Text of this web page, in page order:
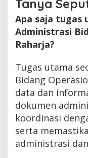
Tanya
Apa saja tugas
Administrasi
Raharja?
Tugas utama
Bidang
data dan
dokumen
koordinasi
serta
administrasi